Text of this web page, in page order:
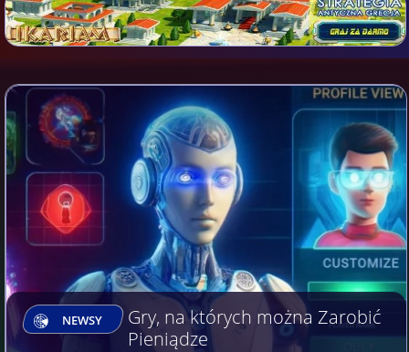
NEWSY
Gry, na których można Zarobić
Pieniądze